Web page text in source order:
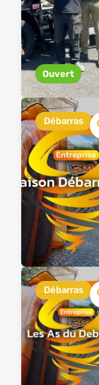
Ouvert
Débarras
Débarras